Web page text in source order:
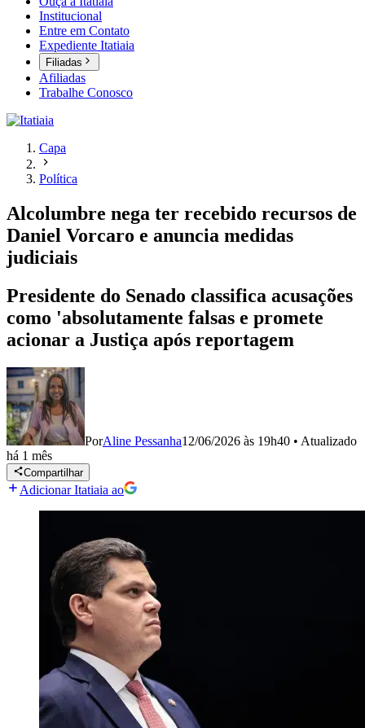
Institucional
Entre em Contato
Expediente Itatiaia
Filiadas
Afiliadas
Trabalhe Conosco
Capa
Política
Alcolumbre nega ter recebido recursos de
Daniel Vorcaro e anuncia medidas
judiciais
Presidente do Senado classifica acusações
como 'absolutamente falsas e promete
acionar a Justiça após reportagem
PorAline Pessanha12/06/2026 às 19h40 • Atualizado
há 1 mês
Compartilhar
Adicionar Itatiaia ao